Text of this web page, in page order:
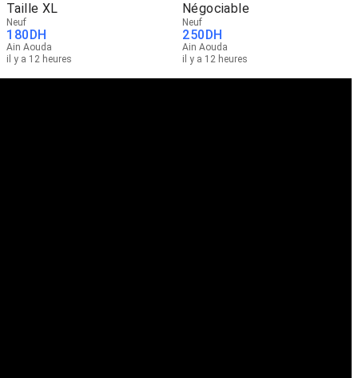
Taille XL
Neuf
180DH
Ain Aouda
il y a 12 heures
Négociable
Neuf
250DH
Ain Aouda
il y a 12 heures